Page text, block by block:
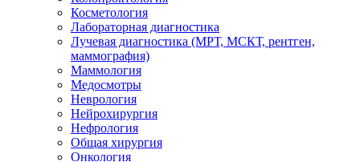
Косметология
Лабораторная диагностика
Лучевая диагностика (МРТ, МСКТ, рентген,
маммография)
Маммология
Медосмотры
Неврология
Нейрохирургия
Нефрология
Общая хирургия
Онкология